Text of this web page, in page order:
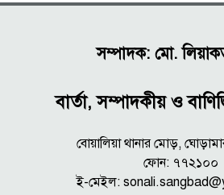
সম্পাদক: মো.
বার্তা, সম্পাদকীয় ও
বোয়ালিয়া থানার মোড়,
ফোন: ৭৭২১০০
ই-মেইল: